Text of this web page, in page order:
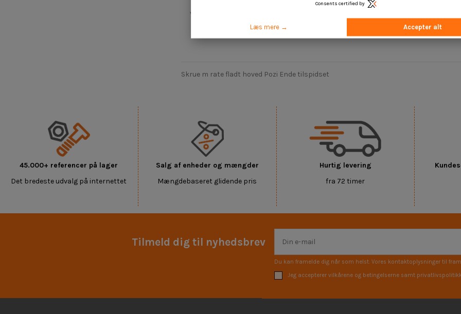
Vis m taux t te plade Pozi M6X70
Skrue m rate fladt hoved Pozi Ende tilspidset
45.000+ referencer på lager
Det bredeste udvalg på internettet
Salg af enheder og mængder
Mængdebaseret glidende pris
Hurtig levering
fra 72 timer
Tilmeld dig til nyhedsbrev
Du kan framelde dig når som helst. Vores kontaktoplysninger til
Jeg accepterer vilkårene og betingelserne samt
Consents certified by
Læs mere → Accepter alt